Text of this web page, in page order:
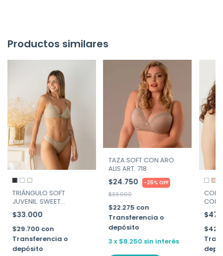
Productos similares
TRIÁNGULO SOFT
JUVENIL. SWEET
VICTORIAN ART. 108-09
$33.000
$29.700 con
Transferencia o
depósito
TAZA SOFT CON ARO.
ALIS ART. 718
$24.750 -25% OFF
$33.000
$22.275 con
Transferencia o
depósito
3x$8.250 sin interés
ART.